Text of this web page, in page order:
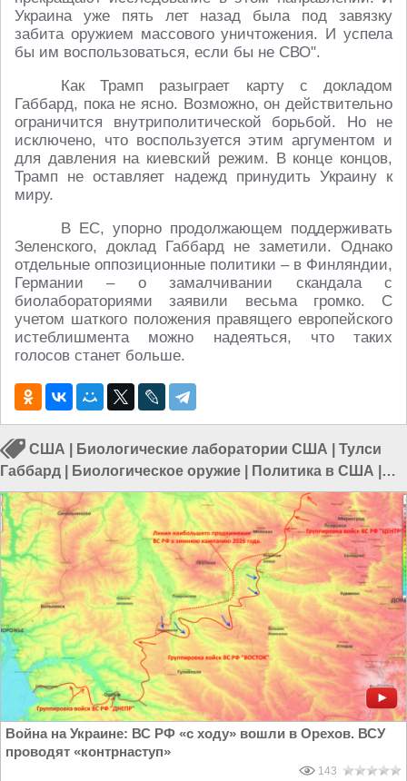
Украина уже пять лет назад была под завязку
забита оружием массового уничтожения. И успела
бы им воспользоваться, если бы не СВО".
Как Трамп разыграет карту с докладом
Габбард, пока не ясно. Возможно, он действительно
ограничится внутриполитической борьбой. Но не
исключено, что воспользуется этим аргументом и
для давления на киевский режим. В конце концов,
Трамп не оставляет надежд принудить Украину к
миру.
В ЕС, упорно продолжающем поддерживать
Зеленского, доклад Габбард не заметили. Однако
отдельные оппозиционные политики – в Финляндии,
Германии – о замалчивании скандала с
биолабораториями заявили весьма громко. С
учетом шаткого положения правящего европейского
истеблишмента можно надеяться, что таких
голосов станет больше.
США Биологические лаборатории США
Тулси
Габбард
Биологическое оружие Политика в США
Политика в мире
Война на Украине: ВС РФ «с ходу» вошли в Орехов. ВСУ
проводят «контрнаступ»
143